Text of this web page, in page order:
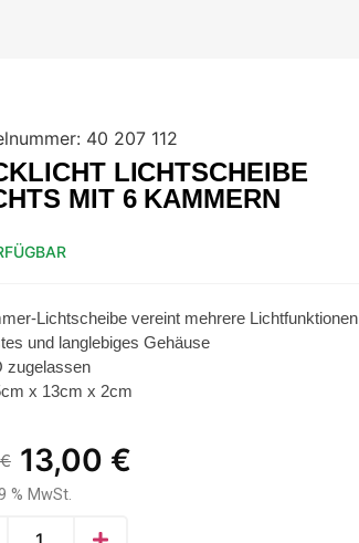
40 207 112
LICHTSCHEIBE
MIT 6 KAMMERN
Lichtscheibe vereint mehrere Lichtfunktionen
und langlebiges Gehäuse
zugelassen
x 13cm x 2cm
€ 13,00 €
% MwSt.